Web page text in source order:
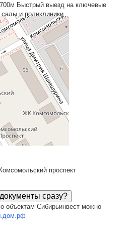
Быстрый выезд на ключевые
и поликлиники
проспект
сразу?
объектам Сибирьинвест можно